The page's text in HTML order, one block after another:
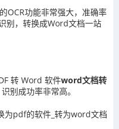
OCR功能非常强大，准确率
别，转换成Word文档一站
转 Word 软件word文档转
别成功率非常高。